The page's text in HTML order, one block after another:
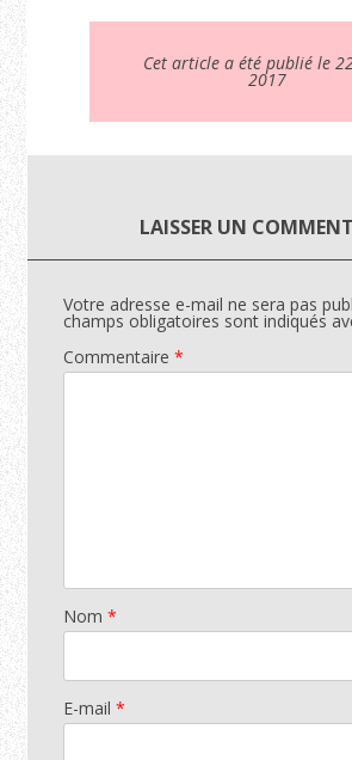
Cet article a été publié le
2017
LAISSER UN
Votre adresse e-mail ne sera pas
champs obligatoires sont indiqués
Commentaire *
Nom *
E-mail *